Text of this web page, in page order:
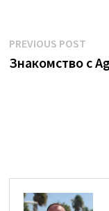
Post
navigation
PREVIOUS POST
Знакомство с